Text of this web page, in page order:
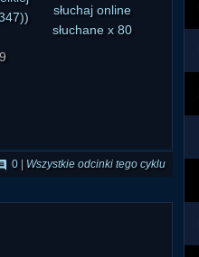
słuchaj online
0 Wszystkie odcinki tego cyklu